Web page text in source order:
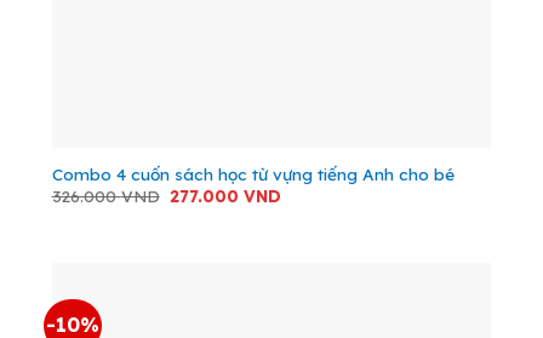
Combo 4 cuốn sách học từ vựng tiếng Anh cho bé
326.000VND Giá
277.000 VNDGiá
-10%